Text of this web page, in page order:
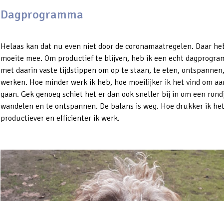
Dagprogramma
Helaas kan dat nu even niet door de coronamaatregelen. Daar
moeite mee. Om productief te blijven, heb ik een echt
met daarin vaste tijdstippen om op te staan, te eten,
werken. Hoe minder werk ik heb, hoe moeilijker ik het vind om
gaan. Gek genoeg schiet het er dan ook sneller bij in om een
wandelen en te ontspannen. De balans is weg. Hoe drukker ik
productiever en efficiënter ik werk.